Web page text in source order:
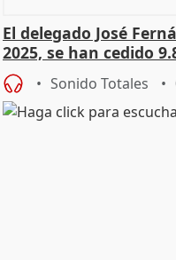
El delegado José
2025, se han cedido
Sonido Totales